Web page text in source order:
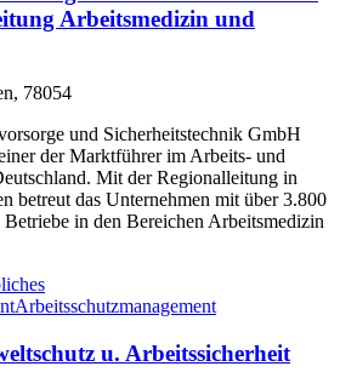
Arbeitsmedizin und
78054
und Sicherheitstechnik GmbH
der Marktführer im Arbeits- und
Mit der Regionalleitung in
betreut das Unternehmen mit über 3.800
in den Bereichen Arbeitsmedizin
Arbeitsschutzmanagement
u. Arbeitssicherheit